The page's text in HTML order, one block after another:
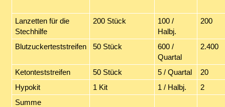
Lanzetten für die
Stechhilfe
200 Stück
100 /
Halbj.
200
Blutzuckerteststreifen 50 Stück
600 /
Quartal
2.400
Ketonteststreifen 50 Stück 5 / Quartal
20
Hypokit
1 Kit 1 / Halbj.
2
Summe